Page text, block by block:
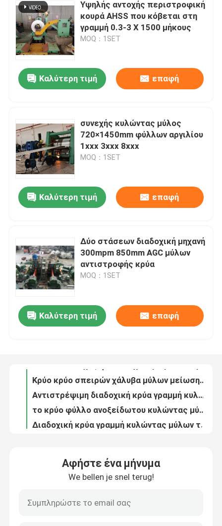
Προϊόντα
Ειδήσεις
Περιπτώσεις
Μέταλλο που σκίζει τη γραμμή
Υψηλής αντοχής περιστροφική
κουρά AHSS που κόβεται στη
γραμμή 0.3-3 X 1500 μήκους
MOQ：1SET
Καλύτερη τιμή επαφή
συνεχής κυλώντας μύλος
720×1450mm φύλλων αργιλίου
1xxx 3xxx 8xxx
MOQ：1SET
Καλύτερη τιμή επαφή
Δύο στάσεων διαδοχική μηχανή
300mpm 850mm AGC μύλων
αντιστροφής κρύα
MOQ：1SET
Καλύτερη τιμή επαφή
Ο μέσος χάλυβας μετρητών που πετά έκοψε στη συνεχή περικοπή κουράς γραμμών μήκους στη γραμμή 2-8x1600 μήκους
Αφήστε ένα μήνυμα
We bellen je snel terug!